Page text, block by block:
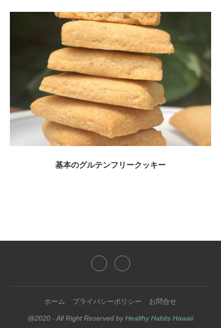
基本のグルテンフリークッキー
ホーム プライバシーポリシー お問合せ
@2020 - All Right Reserved byHealthy Habits Hawaii